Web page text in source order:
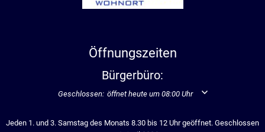
Öffnungszeiten
Bürgerbüro:
Klicken, um weitere Öffnungs- oder Schließzeiten
Geschlossen: öffnet heute um 08:00 Uhr
Jeden 1. und 3. Samstag des Monats 8.30 bis 12 Uhr geöffnet. Geschlossen